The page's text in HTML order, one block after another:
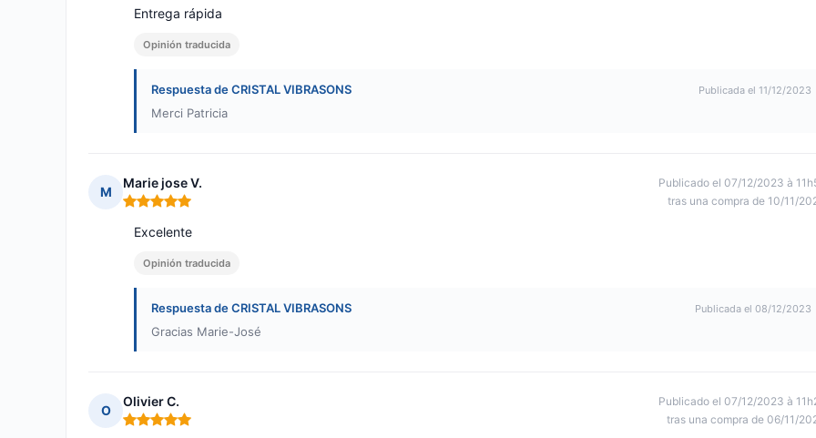
Entrega rápida
Opinión traducida
Respuesta de CRISTAL VIBRASONS Publicada el 11/12/2023
Merci Patricia
M
Marie jose V.
Nota: 5 de 5
Publicado el 07/12/2023 à
tras una compra de 10/11/
Excelente
Opinión traducida
Respuesta de CRISTAL VIBRASONS Publicada el 08/12/2023
Gracias Marie-José
O
Olivier C.
Nota: 5 de 5
Publicado el 07/12/2023 à
tras una compra de 06/11/